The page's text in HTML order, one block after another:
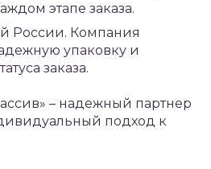
этапе заказа.
России. Компания
упаковку и
заказа.
– надежный партнер
подход к